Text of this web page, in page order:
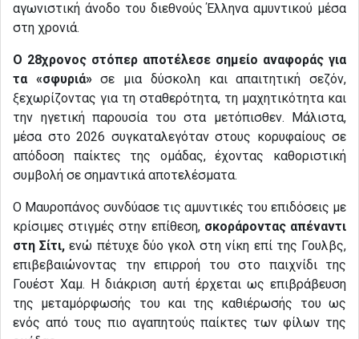
αγωνιστική άνοδο του διεθνούς Έλληνα αμυντικού μέσα
στη χρονιά.
Ο 28χρονος στόπερ αποτέλεσε σημείο αναφοράς για
τα «σφυριά»σε μια δύσκολη και απαιτητική σεζόν,
ξεχωρίζοντας για τη σταθερότητα, τη μαχητικότητα και
την ηγετική παρουσία του στα μετόπισθεν. Μάλιστα,
μέσα στο 2026 συγκαταλεγόταν στους κορυφαίους σε
απόδοση παίκτες της ομάδας, έχοντας καθοριστική
συμβολή σε σημαντικά αποτελέσματα.
Ο Μαυροπάνος συνδύασε τις αμυντικές του επιδόσεις με
κρίσιμες στιγμές στην επίθεση, σκοράροντας απέναντι
στη Σίτι, ενώ πέτυχε δύο γκολ στη νίκη επί της Γουλβς,
επιβεβαιώνοντας την επιρροή του στο παιχνίδι της
Γουέστ Χαμ. Η διάκριση αυτή έρχεται ως επιβράβευση
της μεταμόρφωσής του και της καθιέρωσής του ως
ενός από τους πιο αγαπητούς παίκτες των φίλων της